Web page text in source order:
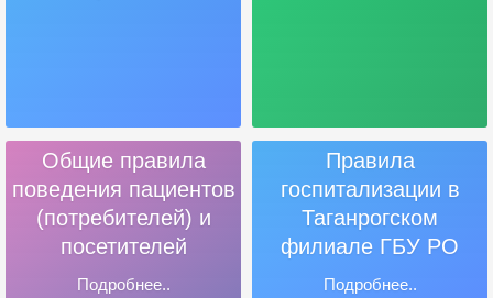
Общие правила
поведения пациентов
(потребителей) и
посетителей
Подробнее..
Правила
госпитализации в
Таганрогском
филиале ГБУ РО
«Онкодиспансер»
Подробнее..